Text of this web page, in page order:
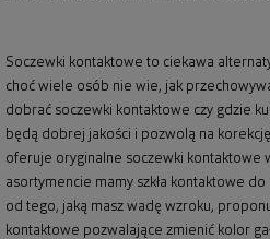
Soczewki kontaktowe to ciekawa
choć wiele osób nie wie, jak
dobrać soczewki kontaktowe czy gdzie
będą dobrej jakości i pozwolą na
oferuje oryginalne soczewki kontaktowe
asortymencie mamy szkła kontaktowe
od tego, jaką masz wadę wzroku,
kontaktowe pozwalające zmienić kolor